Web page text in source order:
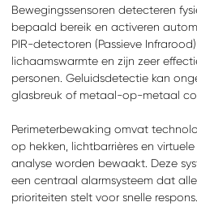
Bewegingssensoren detecteren
bepaald bereik en activeren
PIR-detectoren (Passieve
lichaamswarmte en zijn zeer
personen. Geluidsdetectie kan
glasbreuk of metaal-op-metaal
Perimeterbewaking omvat
op hekken, lichtbarrières en
analyse worden bewaakt. Deze
een centraal alarmsysteem dat
prioriteiten stelt voor snelle respons.